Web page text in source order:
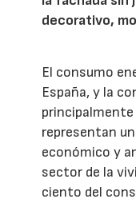
decorativo,
El consumo
España, y la
principalmente
representan
económico y
sector de la
ciento del